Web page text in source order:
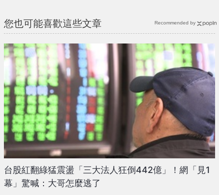
您也可能喜歡這些文章
台股紅翻綠猛震盪「三大法人狂倒442億」！網「見1
幕」驚喊：大哥怎麼逃了
Recommended by